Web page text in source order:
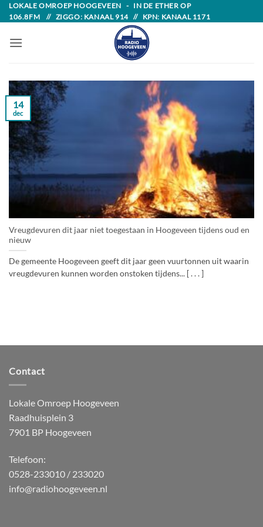
Skip
to
content
LOKALE OMROEP HOOGEVEEN - IN DE ETHER OP
106.8FM // ZIGGO: KANAAL 914 // KPN: KANAAL 1171
Vreugdevuren dit jaar niet toegestaan in Hoogeveen tijdens oud en
nieuw
De gemeente Hoogeveen geeft dit jaar geen vuurtonnen uit waarin
vreugdevuren kunnen worden onstoken tijdens... [ . . . ]
14
dec
Contact
Lokale Omroep Hoogeveen
Raadhuisplein 3
7901 BP Hoogeveen
Telefoon:
0528-233010 / 233020
info@radiohoogeveen.nl